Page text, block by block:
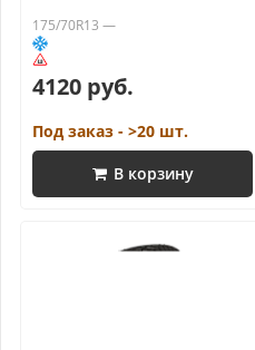
175/70R13 —
4120 руб.
Под заказ - >20 шт.
В корзину